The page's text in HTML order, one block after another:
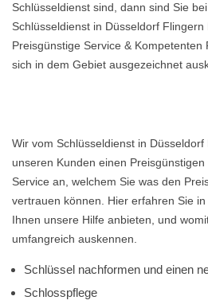
Schlüsseldienst sind, dann sind Sie
Schlüsseldienst in Düsseldorf
Preisgünstige Service &
sich in dem Gebiet ausgezeichnet
Wir vom Schlüsseldienst in
unseren Kunden einen
Service an, welchem Sie was den
vertrauen können. Hier erfahren Sie
Ihnen unsere Hilfe anbieten, und
umfangreich auskennen.
Schlüssel nachformen und einen
Schlosspflege